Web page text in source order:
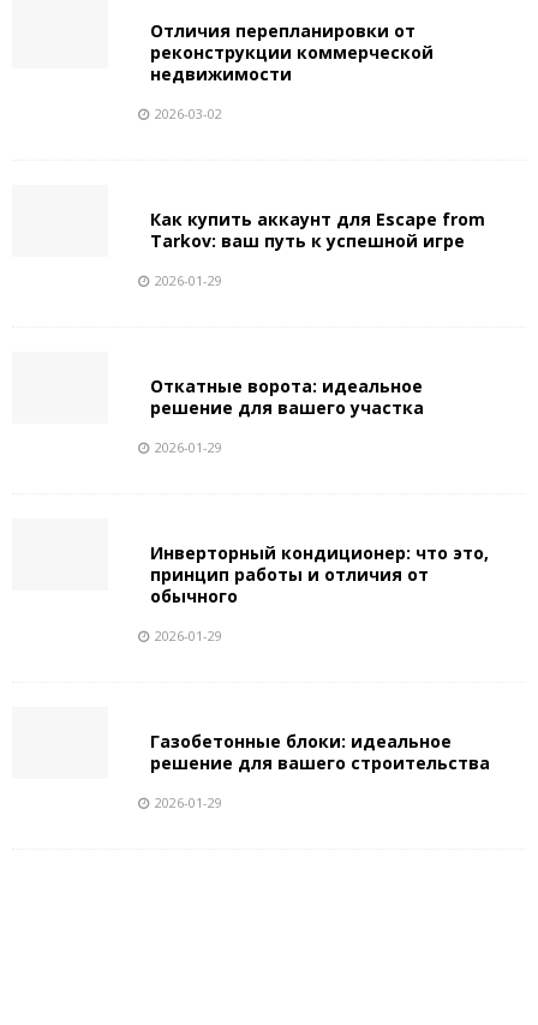
Отличия перепланировки от
реконструкции коммерческой
недвижимости
2026-03-02
Как купить аккаунт для Escape from
Tarkov: ваш путь к успешной игре
2026-01-29
Откатные ворота: идеальное
решение для вашего участка
2026-01-29
Инверторный кондиционер: что это,
принцип работы и отличия от
обычного
2026-01-29
Газобетонные блоки: идеальное
решение для вашего строительства
2026-01-29